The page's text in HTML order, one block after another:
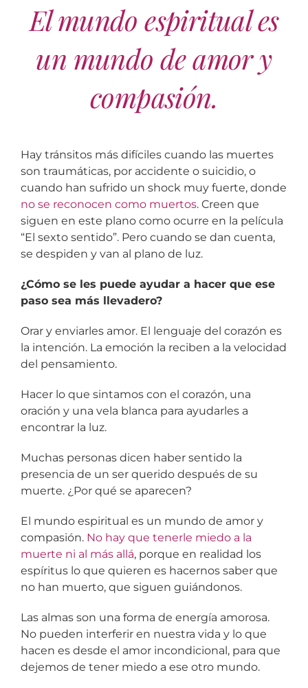
El mundo espiritual es
un mundo de amor y
compasión.
Hay tránsitos más difíciles cuando las muertes
son traumáticas, por accidente o suicidio, o
cuando han sufrido un shock muy fuerte, donde
no se reconocen como muertos. Creen que
siguen en este plano como ocurre en la película
“El sexto sentido”. Pero cuando se dan cuenta,
se despiden y van al plano de luz.
¿Cómo se les puede ayudar a hacer que ese
paso sea más llevadero?
Orar y enviarles amor. El lenguaje del corazón es
la intención. La emoción la reciben a la velocidad
del pensamiento.
Hacer lo que sintamos con el corazón, una
oración y una vela blanca para ayudarles a
encontrar la luz.
Muchas personas dicen haber sentido la
presencia de un ser querido después de su
muerte. ¿Por qué se aparecen?
El mundo espiritual es un mundo de amor y
compasión. No hay que tenerle miedo a la
muerte ni al más allá, porque en realidad los
espíritus lo que quieren es hacernos saber que
no han muerto, que siguen guiándonos.
Las almas son una forma de energía amorosa.
No pueden interferir en nuestra vida y lo que
hacen es desde el amor incondicional, para que
dejemos de tener miedo a ese otro mundo.